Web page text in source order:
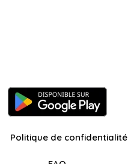
Politique de confidentialité